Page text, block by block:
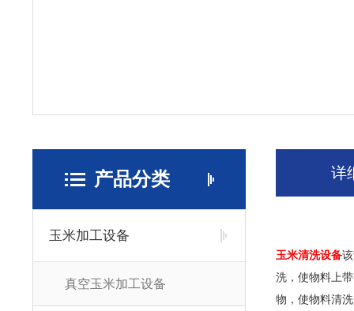
产品分类
玉米加工设备
真空玉米加工设备
详
玉米清洗设备
洗，使物料上
物，使物料清